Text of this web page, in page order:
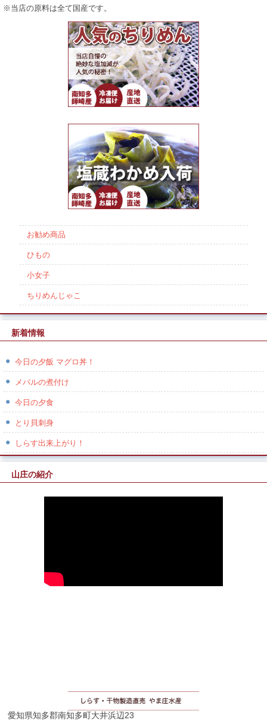
※当店の原料は全て国産です。
お勧め商品
ひもの
小女子
ちりめんじゃこ
新着情報
今日の夕飯 マグロ丼！
メバルの煮付け
今日の夕食
とり貝刺身
しらす出来上がり！
山庄の紹介
愛知県知多郡南知多町大井浜辺23